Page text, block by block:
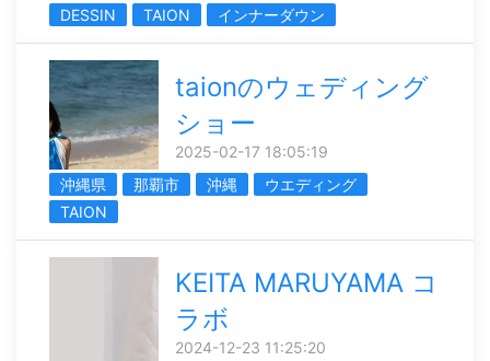
DESSIN TAION インナーダウン
taionのウェディング
ショー
2025-02-17 18:05:19
沖縄県
那覇市 沖縄
ウエディング
TAION
KEITA MARUYAMA コ
ラボ
2024-12-23 11:25:20